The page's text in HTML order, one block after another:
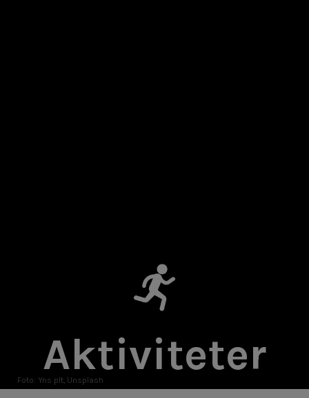
Aktiviteter
Foto: Yns plt, Unsplash